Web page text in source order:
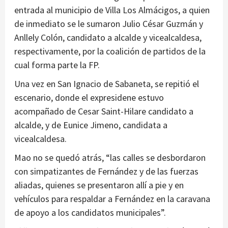
entrada al municipio de Villa Los Almácigos, a quien
de inmediato se le sumaron Julio César Guzmán y
Anllely Colón, candidato a alcalde y vicealcaldesa,
respectivamente, por la coalición de partidos de la
cual forma parte la FP.
Una vez en San Ignacio de Sabaneta, se repitió el
escenario, donde el expresidene estuvo
acompañado de Cesar Saint-Hilare candidato a
alcalde, y de Eunice Jimeno, candidata a
vicealcaldesa.
Mao no se quedó atrás, “las calles se desbordaron
con simpatizantes de Fernández y de las fuerzas
aliadas, quienes se presentaron allí a pie y en
vehículos para respaldar a Fernández en la caravana
de apoyo a los candidatos municipales”.